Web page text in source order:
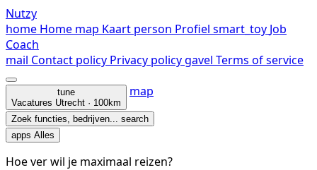
Nutzy
home Home map Kaart person Profiel smart_toy Job
Coach
mail Contact policy Privacy policygavel Terms of service
tune
Vacatures Utrecht · 100km
map
Zoek functies, bedrijven... search
apps Alles
Hoe ver wil je maximaal reizen?